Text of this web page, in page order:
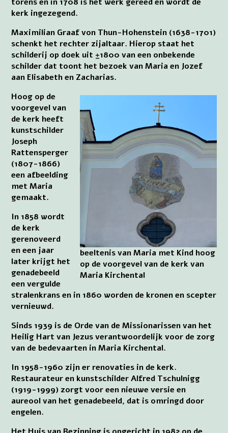
kerk ingezegend.
Maximilian Graaf von Thun-Hohenstein (1638-1701)
schenkt het rechter zijaltaar. Hierop staat het
schilderij op doek uit ±1800 van een onbekende
schilder dat toont het bezoek van Maria en Jozef
aan Elisabeth en Zacharias.
beeltenis van Maria met Kind hoog
op de voorgevel van de kerk van
Maria Kirchental
Hoog op de
voorgevel van
de kerk heeft
kunstschilder
Joseph
Rattensperger
(1807-1866)
een afbeelding
met Maria
gemaakt.
In 1858 wordt
de kerk
gerenoveerd
en een jaar
later krijgt het
genadebeeld
een vergulde
stralenkrans en in 1860 worden de kronen en scepter
vernieuwd.
Sinds 1939 is de Orde van de Missionarissen van het
Heilig Hart van Jezus verantwoordelijk voor de zorg
van de bedevaarten in Maria Kirchental.
In 1958-1960 zijn er renovaties in de kerk.
Restaurateur en kunstschilder Alfred Tschulnigg
(1919-1999) zorgt voor een nieuwe versie en
aureool van het genadebeeld, dat is omringd door
engelen.